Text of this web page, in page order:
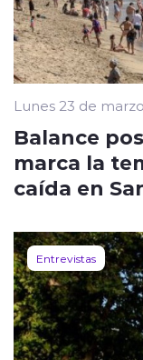
Lunes 23 de
Balance
marca la
caída en
Entrevistas